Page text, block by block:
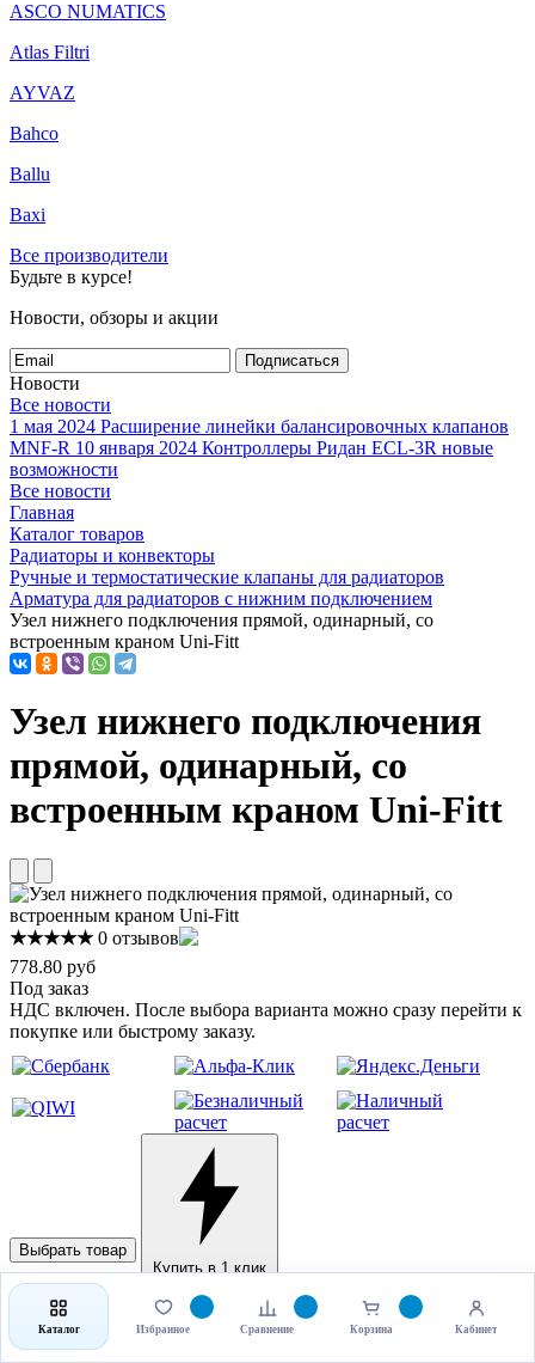
ASCO NUMATICS
Atlas Filtri
AYVAZ
Bahco
Ballu
Baxi
Все производители
Будьте в курсе!
Новости, обзоры и акции
Подписаться
Новости
Все новости
1 мая 2024 Расширение линейки балансировочных клапанов
MNF-R 10 января 2024 Контроллеры Ридан ECL-3R новые
возможности
Все новости
Главная
Каталог товаров
Радиаторы и конвекторы
Ручные и термостатические клапаны для радиаторов
Арматура для радиаторов с нижним подключением
Узел нижнего подключения прямой, одинарный, со
встроенным краном Uni-Fitt
Узел нижнего подключения
прямой, одинарный, со
встроенным краном Uni-Fitt
★★★★★ 0 отзывов
778.80 руб
Под заказ
НДС включен. После выбора варианта можно сразу перейти к
покупке или быстрому заказу.
Выбрать товар
Купить в 1 клик
Каталог Избранное Сравнение Корзина Кабинет